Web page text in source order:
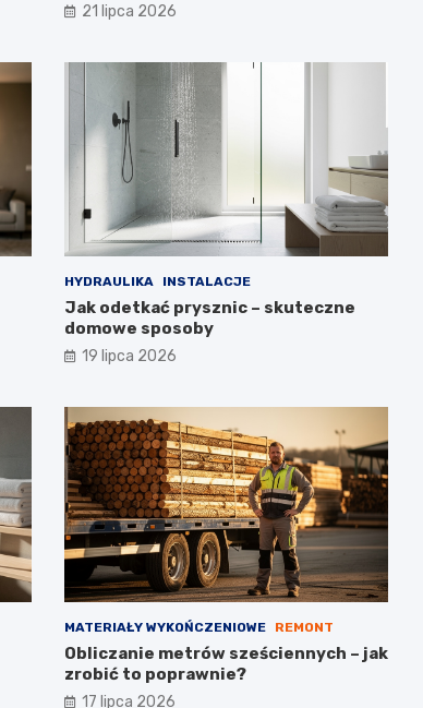
21 lipca 2026
HYDRAULIKA INSTALACJE
Jak odetkać prysznic – skuteczne
domowe sposoby
19 lipca 2026
MATERIAŁY WYKOŃCZENIOWE REMONT
Obliczanie metrów sześciennych – jak
zrobić to poprawnie?
17 lipca 2026